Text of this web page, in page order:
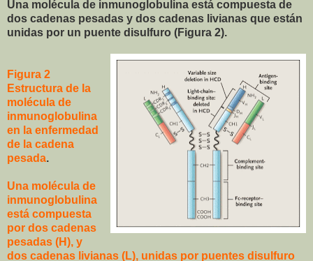
Una molécula de inmunoglobulina está compuesta de
dos cadenas pesadas y dos cadenas livianas que están
unidas por un puente disulfuro (Figura 2).
Figura 2
Estructura de la
molécula de
inmunoglobulina
en la enfermedad
de la cadena
pesada.
Una molécula de
inmunoglobulina
está compuesta
por dos cadenas
pesadas (H), y
dos cadenas livianas (L), unidas por puentes disulfuro